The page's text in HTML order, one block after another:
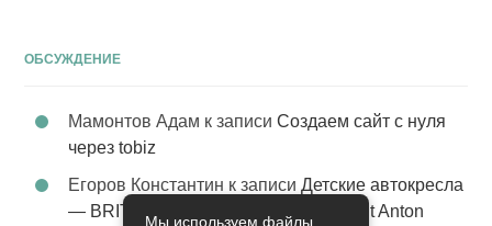
ОБСУЖДЕНИЕ
Мамонтов Адам к записиСоздаем сайт с нуля
через tobiz
Егоров Константин к записиДетские автокресла
— BRITAX Evolva 1-2-3 (1-2-3) цвет St Anton
Мы используем файлы